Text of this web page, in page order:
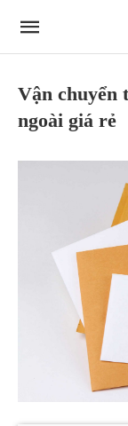
Vận chuyển
ngoài giá rẻ